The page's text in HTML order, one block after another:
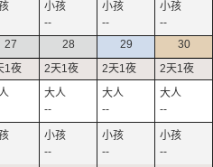
-- --
--
27 28
--
--
29
--
--
30
--
--